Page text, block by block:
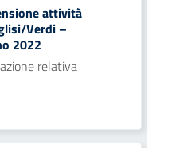
attività
Verdi –
2022
relativa